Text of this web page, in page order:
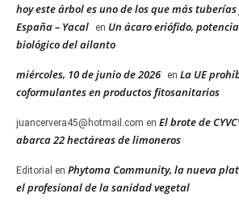
hoy este árbol es uno de los que más
España – Yacal
en Un ácaro eriófido,
biológico del ailanto
miércoles, 10 de junio de 2026 en La UE
coformulantes en productos fitosanitarios
juancervera45@hotmail.com en El brote de
abarca 22 hectáreas de limoneros
Editorial en Phytoma Community, la nueva
el profesional de la sanidad vegetal